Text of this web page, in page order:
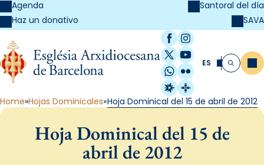
Agenda
Haz un donativo
Santoral del día
SAVA
Facebook
Instagram
X / Twitter
YouTube
WhatsApp
Flickr
Radio Estel
Catalunya
ES Buscar
Home Hojas Dominicales Hoja Dominical del 15 de abril de 2012
Hoja Dominical del 15 de
abril de 2012